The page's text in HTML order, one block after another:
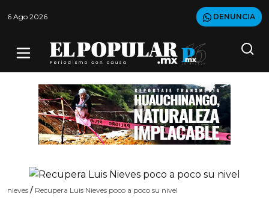
6 Ago 2026 DENUNCIA
nieves / Recupera Luis Nieves poco a poco su nivel